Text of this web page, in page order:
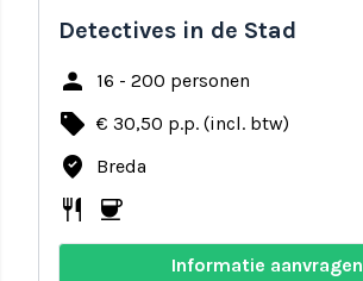
Detectives in de Stad
person 16 - 200 personen
local_offer € 30,50 p.p. (incl. btw)
where_to_vote Breda
restaurant coffee
Informatie aanvragen